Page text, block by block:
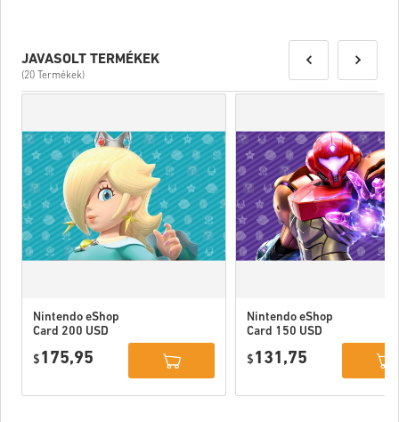
JAVASOLT TERMÉKEK
(20 Termékek)
Nintendo eShop
Card 200 USD
$ 175,95
Nintendo eShop
Card 150 USD
$ 131,75